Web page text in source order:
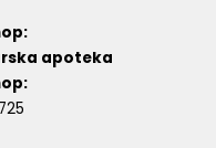
apoteka